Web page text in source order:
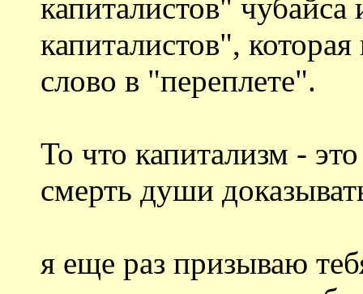
капиталистов"
капиталистов",
слово в "переплете".
То что капитализм -
смерть души
я еще раз призываю